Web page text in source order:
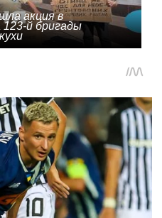
акция в
123-й бригады